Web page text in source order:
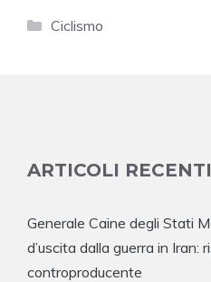
Categorie
Ciclismo
ARTICOLI RECENTI
Generale Caine degli Stati
d’uscita dalla guerra in Iran:
controproducente